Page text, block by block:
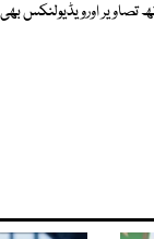
تصاویر اورویڈیولنکس